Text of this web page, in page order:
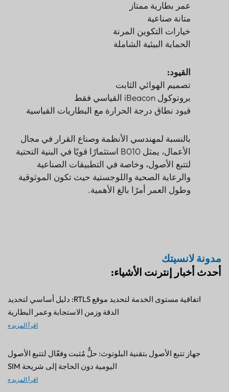
عمر بطارية ممتاز
متانة صناعية
خيارات التكوين المرنة
الحماية البيئية الشاملة
القيود:
تصميم الهوائي الثابت
بروتوكول iBeacon القياسي فقط
قيود نطاق درجة الحرارة مع البطاريات القياسية
بالنسبة لمهندسي الأنظمة وصناع القرار في مجال
الأعمال، يمثل B010 استثمارًا قويًا في البنية التحتية
لتتبع الأصول، وخاصة في التطبيقات الصناعية
والرعاية الصحية واللوجستية حيث تكون الموثوقية
وطول العمر أمرًا بالغ الأهمية.
مدونة لانسيتك
أحدث أخبار إنترنت الأشياء:
اتفاقية مستوى الخدمة لتحديد موقع RTLS: دليل أساسي لتحديد
الدقة وزمن الاستجابة وعمر البطارية
اقرأ المزيد »
جهاز تتبع الأصول بتقنية البلوتوث: حلٌّ مُثبت وفعّال لتتبع الأصول
اليومية دون الحاجة إلى شريحة SIM
اقرأ المزيد »